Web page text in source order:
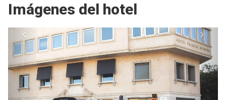
Imágenes del hotel